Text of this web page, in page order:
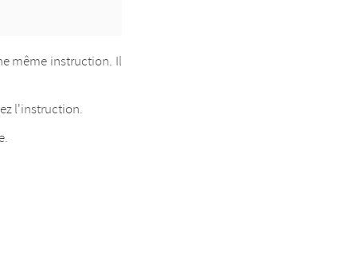
même instruction. Il
l'instruction.